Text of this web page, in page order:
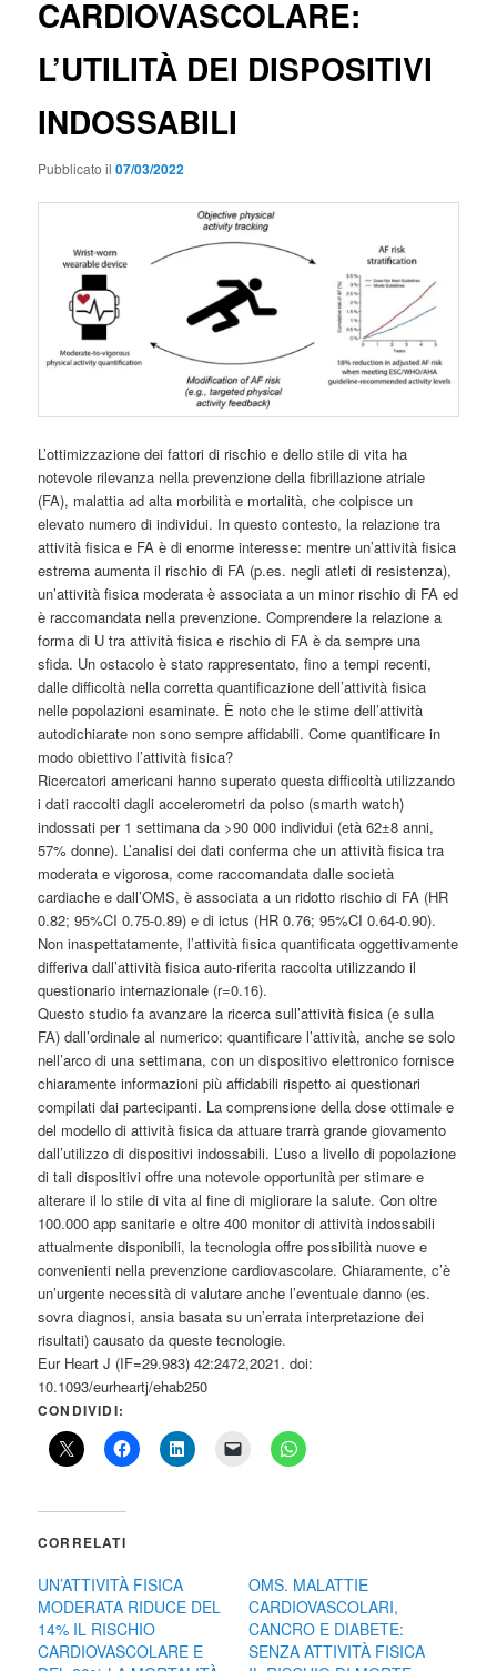
CARDIOVASCOLARE:
L’UTILITÀ DEI DISPOSITIVI
INDOSSABILI
Pubblicato il07/03/2022
L’ottimizzazione dei fattori di rischio e dello stile di vita ha
notevole rilevanza nella prevenzione della fibrillazione atriale
(FA), malattia ad alta morbilità e mortalità, che colpisce un
elevato numero di individui. In questo contesto, la relazione tra
attività fisica e FA è di enorme interesse: mentre un’attività fisica
estrema aumenta il rischio di FA (p.es. negli atleti di resistenza),
un’attività fisica moderata è associata a un minor rischio di FA ed
è raccomandata nella prevenzione. Comprendere la relazione a
forma di U tra attività fisica e rischio di FA è da sempre una
sfida. Un ostacolo è stato rappresentato, fino a tempi recenti,
dalle difficoltà nella corretta quantificazione dell’attività fisica
nelle popolazioni esaminate. È noto che le stime dell’attività
autodichiarate non sono sempre affidabili. Come quantificare in
modo obiettivo l’attività fisica?
Ricercatori americani hanno superato questa difficoltà utilizzando
i dati raccolti dagli accelerometri da polso (smarth watch)
indossati per 1 settimana da >90 000 individui (età 62±8 anni,
57% donne). L’analisi dei dati conferma che un attività fisica tra
moderata e vigorosa, come raccomandata dalle società
cardiache e dall’OMS, è associata a un ridotto rischio di FA (HR
0.82; 95%CI 0.75-0.89) e di ictus (HR 0.76; 95%CI 0.64-0.90).
Non inaspettatamente, l’attività fisica quantificata oggettivamente
differiva dall’attività fisica auto-riferita raccolta utilizzando il
questionario internazionale (r=0.16).
Questo studio fa avanzare la ricerca sull’attività fisica (e sulla
FA) dall’ordinale al numerico: quantificare l’attività, anche se solo
nell’arco di una settimana, con un dispositivo elettronico fornisce
chiaramente informazioni più affidabili rispetto ai questionari
compilati dai partecipanti. La comprensione della dose ottimale e
del modello di attività fisica da attuare trarrà grande giovamento
dall’utilizzo di dispositivi indossabili. L’uso a livello di popolazione
di tali dispositivi offre una notevole opportunità per stimare e
alterare il lo stile di vita al fine di migliorare la salute. Con oltre
100.000 app sanitarie e oltre 400 monitor di attività indossabili
attualmente disponibili, la tecnologia offre possibilità nuove e
convenienti nella prevenzione cardiovascolare. Chiaramente, c’è
un’urgente necessità di valutare anche l’eventuale danno (es.
sovra diagnosi, ansia basata su un’errata interpretazione dei
risultati) causato da queste tecnologie.
Eur Heart J (IF=29.983) 42:2472,2021. doi:
10.1093/eurheartj/ehab250
CONDIVIDI:
CORRELATI
UN’ATTIVITÀ FISICA
MODERATA RIDUCE DEL
14% IL RISCHIO
CARDIOVASCOLARE E
OMS. MALATTIE
CARDIOVASCOLARI,
CANCRO E DIABETE:
SENZA ATTIVITÀ FISICA